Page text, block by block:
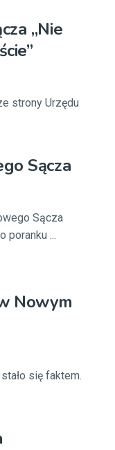
„Nie
strony Urzędu
Sącza
Sącza
poranku ...
Nowym
się faktem.